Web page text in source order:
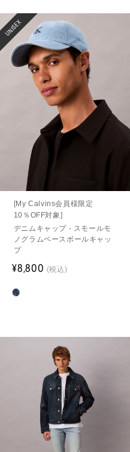
UNISEX
[My Calvins会員様限定
10％OFF対象]
デニムキャップ - スモールモ
ノグラムベースボールキャッ
プ
¥8,800 (税込)